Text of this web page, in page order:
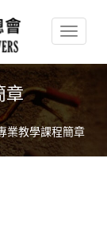
章
業教學課程簡章